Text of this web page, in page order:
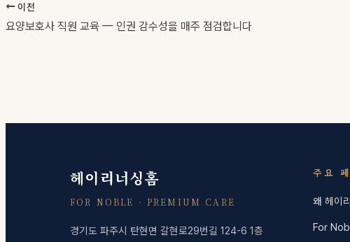
이전
요양보호사 직원 교육 — 인권 감수성을 매주 점검합니다
헤이리너싱홈
FOR NOBLE · PREMIUM CARE
경기도 파주시 탄현면 갈현로29번길 124-6 1층
주요
왜 헤이리
For